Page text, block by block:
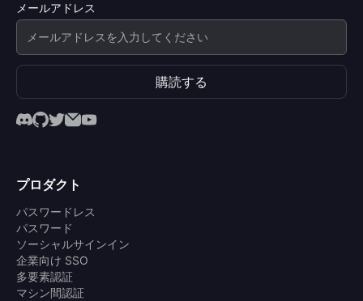
メールアドレス
購読する
プロダクト
パスワードレス
パスワード
ソーシャルサインイン
企業向け SSO
多要素認証
マシン間認証